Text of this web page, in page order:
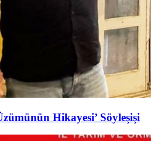
Hikayesi’ Söyleşişi